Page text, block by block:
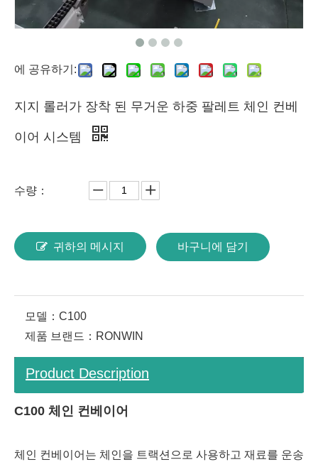
에 공유하기:
지지 롤러가 장착 된 무거운 하중 팔레트 체인 컨베
이어 시스템
수량：
귀하의 메시지 바구니에 담기
모델： C100
제품 브랜드： RONWIN
Product Description
C100 체인 컨베이어
체인 컨베이어는 체인을 트랙션으로 사용하고 재료를 운송